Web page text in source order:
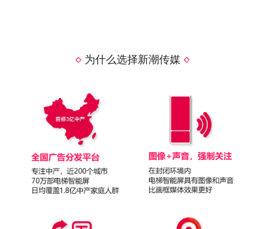
为什么选择新潮传媒